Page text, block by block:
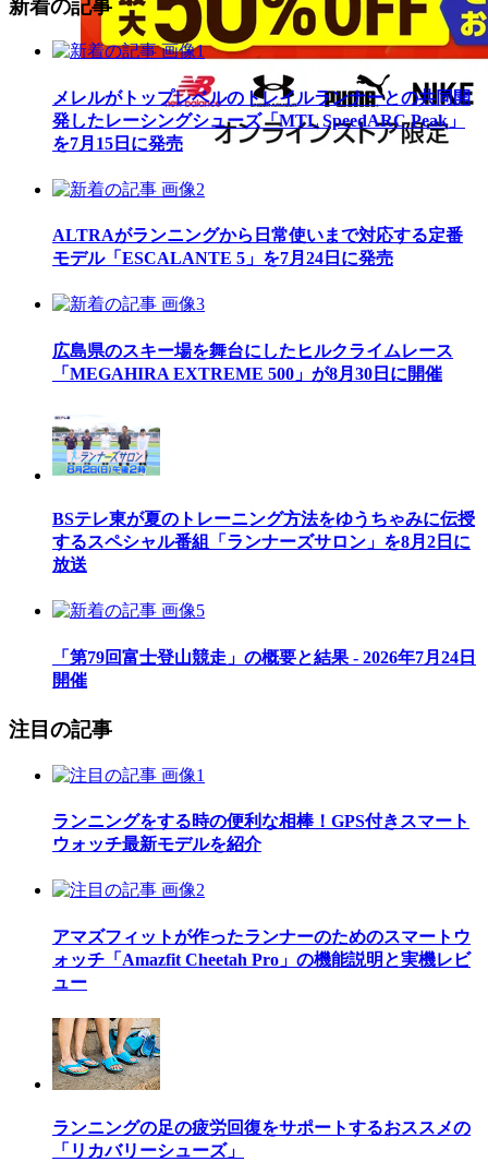
新着の記事
メレルがトップレベルのトレイルランナーとの共同開
発したレーシングシューズ「MTL SpeedARC Peak」
を7月15日に発売
ALTRAがランニングから日常使いまで対応する定番
モデル「ESCALANTE 5」を7月24日に発売
広島県のスキー場を舞台にしたヒルクライムレース
「MEGAHIRA EXTREME 500」が8月30日に開催
BSテレ東が夏のトレーニング方法をゆうちゃみに伝授
するスペシャル番組「ランナーズサロン」を8月2日に
放送
「第79回富士登山競走」の概要と結果 - 2026年7月24日
開催
注目の記事
ランニングをする時の便利な相棒！GPS付きスマート
ウォッチ最新モデルを紹介
アマズフィットが作ったランナーのためのスマートウ
ォッチ「Amazfit Cheetah Pro」の機能説明と実機レビ
ュー
ランニングの足の疲労回復をサポートするおススメの
「リカバリーシューズ」